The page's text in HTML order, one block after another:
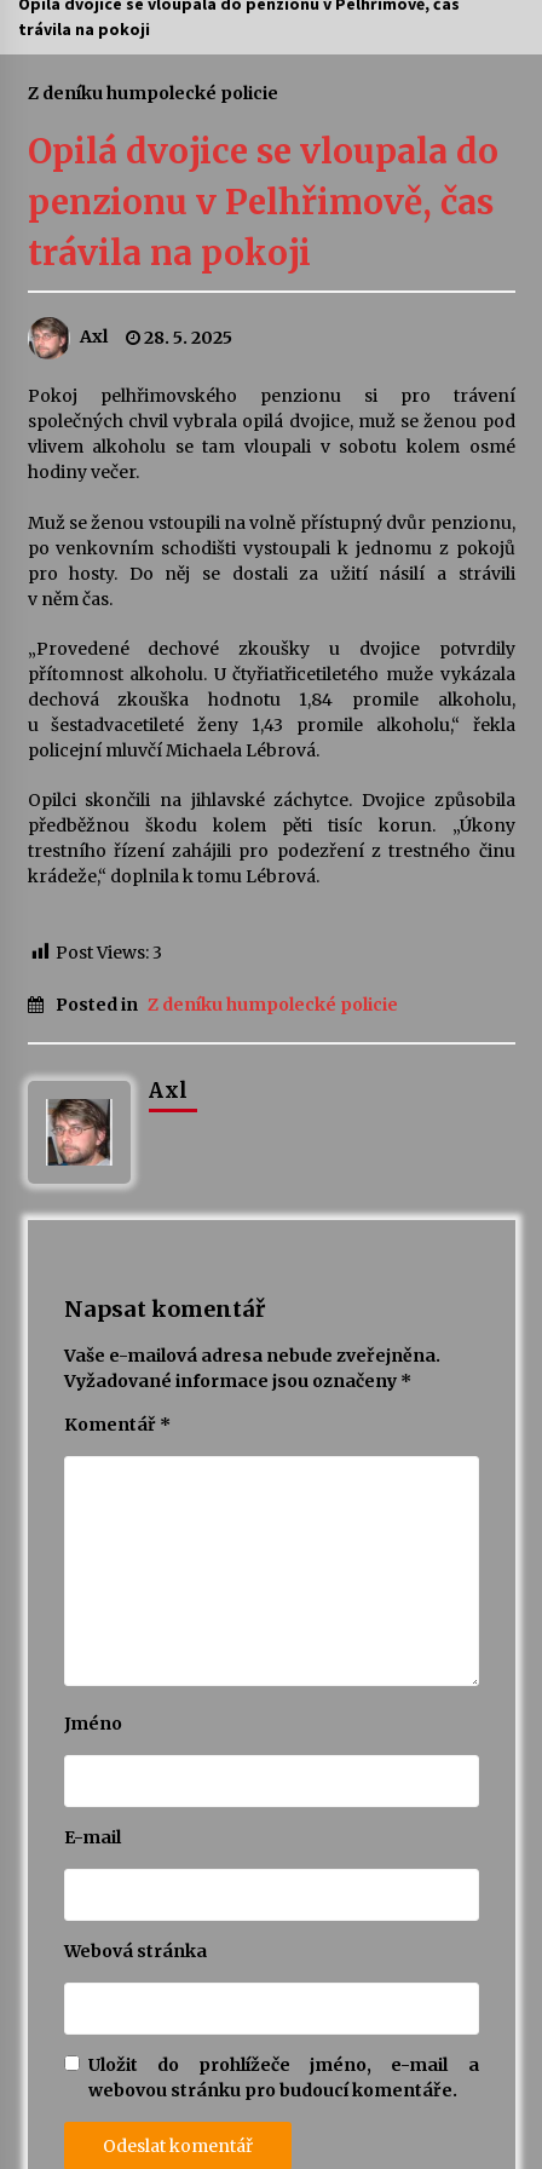
4. 8. 2026
Vernisáž výstavy Josefíny Duškové: Stávám se
kapkou
30. 7. 2026
Veselí muzikanti
30. 7. 2026
šedesátka: 28. 7.–1. 8. 2026
28. 7. 2026
28. 7. 2026
Letní koncerty ve Stromovce: Rufus Miller
22. 7. 2026
Vysočinka
17. 7. 2026
13. 7. 2026
trávila na pokoji
Z deníku humpolecké policie
Opilá dvojice se vloupala do
penzionu v Pelhřimově, čas
trávila na pokoji
Axl 28. 5. 2025
Pokoj pelhřimovského penzionu si pro trávení
společných chvil vybrala opilá dvojice, muž se ženou pod
vlivem alkoholu se tam vloupali v sobotu kolem osmé
hodiny večer.
Muž se ženou vstoupili na volně přístupný dvůr penzionu,
po venkovním schodišti vystoupali k jednomu z pokojů
pro hosty. Do něj se dostali za užití násilí a strávili
v něm čas.
„Provedené dechové zkoušky u dvojice potvrdily
přítomnost alkoholu. U čtyřiatřicetiletého muže vykázala
dechová zkouška hodnotu 1,84 promile alkoholu,
u šestadvacetileté ženy 1,43 promile alkoholu,“ řekla
policejní mluvčí Michaela Lébrová.
Opilci skončili na jihlavské záchytce. Dvojice způsobila
předběžnou škodu kolem pěti tisíc korun. „Úkony
trestního řízení zahájili pro podezření z trestného činu
krádeže,“ doplnila k tomu Lébrová.
Post Views:3
Posted in Z deníku humpolecké policie
Axl
Napsat komentář
Vaše e-mailová adresa nebude zveřejněna.
Vyžadované informace jsou označeny *
Komentář *
Jméno
E-mail
Webová stránka
Uložit do prohlížeče jméno, e-mail a
webovou stránku pro budoucí komentáře.